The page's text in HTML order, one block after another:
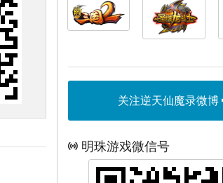
关注逆天仙魔录微博
明珠游戏微信号